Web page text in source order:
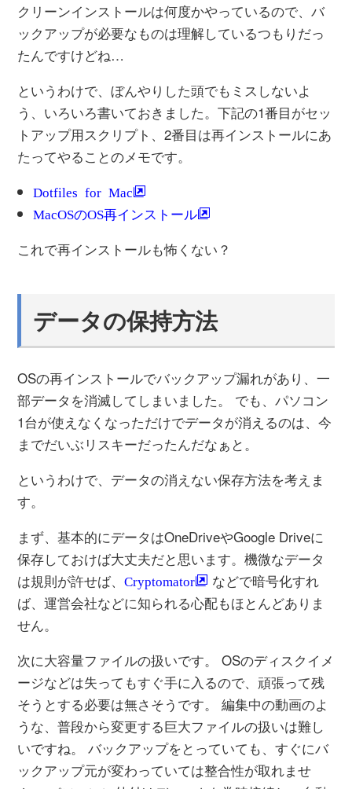
クリーンインストールは何度かやっているので、バ
ックアップが必要なものは理解しているつもりだっ
たんですけどね…
というわけで、ぼんやりした頭でもミスしないよ
う、いろいろ書いておきました。下記の1番目がセッ
トアップ用スクリプト、2番目は再インストールにあ
たってやることのメモです。
Dotfiles for Mac
MacOSのOS再インストール
これで再インストールも怖くない？
データの保持方法
OSの再インストールでバックアップ漏れがあり、一
部データを消滅してしまいました。 でも、パソコン
1台が使えなくなっただけでデータが消えるのは、今
までだいぶリスキーだったんだなぁと。
というわけで、データの消えない保存方法を考えま
す。
まず、基本的にデータはOneDriveやGoogle Driveに
保存しておけば大丈夫だと思います。機微なデータ
は規則が許せば、Cryptomator
などで暗号化すれ
ば、運営会社などに知られる心配もほとんどありま
せん。
次に大容量ファイルの扱いです。 OSのディスクイメ
ージなどは失ってもすぐ手に入るので、頑張って残
そうとする必要は無さそうです。 編集中の動画のよ
うな、普段から変更する巨大ファイルの扱いは難し
いですね。 バックアップをとっていても、すぐにバ
ックアップ元が変わっていては整合性が取れませ